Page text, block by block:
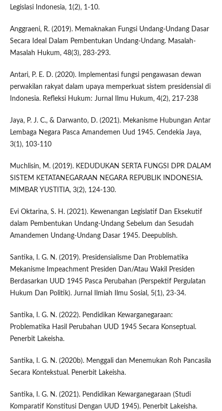
Legislasi Indonesia, 1(2), 1-10.
Anggraeni, R. (2019). Memaknakan Fungsi Undang-Undang Dasar
Secara Ideal Dalam Pembentukan Undang-Undang. Masalah-
Masalah Hukum, 48(3), 283-293.
Antari, P. E. D. (2020). Implementasi fungsi pengawasan dewan
perwakilan rakyat dalam upaya memperkuat sistem presidensial di
Indonesia. Refleksi Hukum: Jurnal Ilmu Hukum, 4(2), 217-238
Jaya, P. J. C., & Darwanto, D. (2021). Mekanisme Hubungan Antar
Lembaga Negara Pasca Amandemen Uud 1945. Cendekia Jaya,
3(1), 103-110
Muchlisin, M. (2019). KEDUDUKAN SERTA FUNGSI DPR DALAM
SISTEM KETATANEGARAAN NEGARA REPUBLIK INDONESIA.
MIMBAR YUSTITIA, 3(2), 124-130.
Evi Oktarina, S. H. (2021). Kewenangan Legislatif Dan Eksekutif
dalam Pembentukan Undang-Undang Sebelum dan Sesudah
Amandemen Undang-Undang Dasar 1945. Deepublish.
Santika, I. G. N. (2019). Presidensialisme Dan Problematika
Mekanisme Impeachment Presiden Dan/Atau Wakil Presiden
Berdasarkan UUD 1945 Pasca Perubahan (Perspektif Pergulatan
Hukum Dan Politik). Jurnal Ilmiah Ilmu Sosial, 5(1), 23-34.
Santika, I. G. N. (2022). Pendidikan Kewarganegaraan:
Problematika Hasil Perubahan UUD 1945 Secara Konseptual.
Penerbit Lakeisha.
Santika, I. G. N. (2020b). Menggali dan Menemukan Roh Pancasila
Secara Kontekstual. Penerbit Lakeisha.
Santika, I. G. N. (2021). Pendidikan Kewarganegaraan (Studi
Komparatif Konstitusi Dengan UUD 1945). Penerbit Lakeisha.